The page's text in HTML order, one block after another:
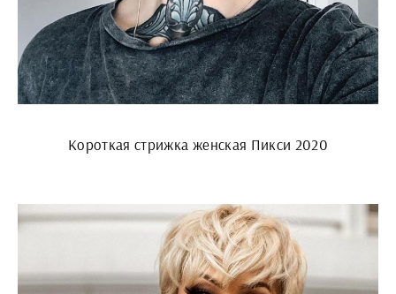
Короткая стрижка женская Пикси 2020